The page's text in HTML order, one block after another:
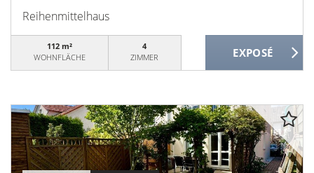
Reihenmittelhaus
112 m²
WOHNFLÄCHE
4
ZIMMER